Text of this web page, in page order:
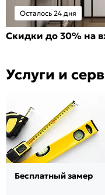
Осталось 24 дня
Скидки до 30% на
Услуги и
Бесплатный замер